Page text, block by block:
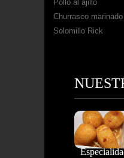
Pollo al ajillo
Churrasco marinado
Solomillo Rick